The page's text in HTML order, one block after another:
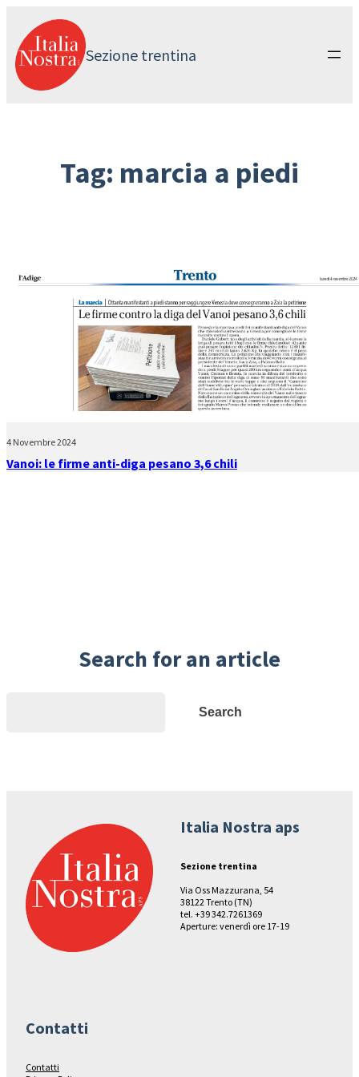
contenuto
Sezione trentina
Tag: marcia a piedi
4 Novembre 2024
Vanoi: le firme anti-diga pesano 3,6 chili
Search for an article
Search
Italia Nostra aps
Sezione trentina
Via Oss Mazzurana, 54
38122 Trento (TN)
tel. +39 342.7261369
Aperture: venerdì ore 17-19
Contatti
Contatti